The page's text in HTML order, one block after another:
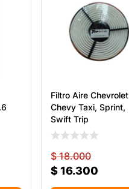
Filtro Aire Chevrolet
Chevy Taxi, Sprint,
Swift Trip
$18.000
$16.300